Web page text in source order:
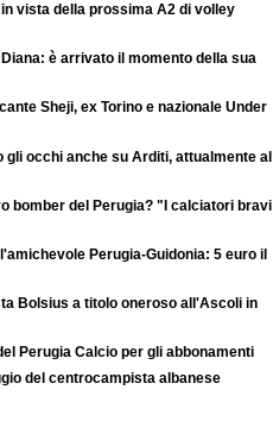
vista della prossima A2 di volley
è arrivato il momento della sua
Sheji, ex Torino e nazionale Under
occhi anche su Arditi, attualmente al
bomber del Perugia? "I calciatori bravi
Perugia-Guidonia: 5 euro il
Bolsius a titolo oneroso all'Ascoli in
Perugia Calcio per gli abbonamenti
del centrocampista albanese